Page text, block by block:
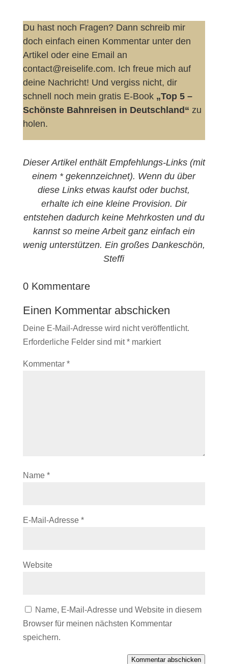
Du hast noch Fragen? Dann schreib mir
doch einfach einen Kommentar unter den
Artikel oder eine Email an
contact@reiselife.com. Ich freue mich auf
deine Nachricht! Und vergiss nicht, dir
schnell noch mein gratis E-Book „Top 5 –
Schönste Bahnreisen in Deutschland“ zu
holen.
Dieser Artikel enthält Empfehlungs-Links (mit
einem * gekennzeichnet). Wenn du über
diese Links etwas kaufst oder buchst,
erhalte ich eine kleine Provision. Dir
entstehen dadurch keine Mehrkosten und du
kannst so meine Arbeit ganz einfach ein
wenig unterstützen. Ein großes Dankeschön,
Steffi
0 Kommentare
Einen Kommentar abschicken
Deine E-Mail-Adresse wird nicht veröffentlicht.
Erforderliche Felder sind mit*markiert
Kommentar *
Name *
E-Mail-Adresse *
Website
Name, E-Mail-Adresse und Website in diesem
Browser für meinen nächsten Kommentar
speichern.
Kommentar abschicken